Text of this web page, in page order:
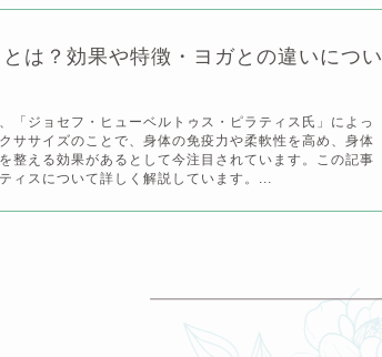
は？効果や特徴・ヨガとの違いについ
「ジョセフ・ヒューベルトゥス・ピラティス氏」によっ
ササイズのことで、身体の免疫力や柔軟性を高め、身体
整える効果があるとして今注目されています。この記事
ィスについて詳しく解説しています。...